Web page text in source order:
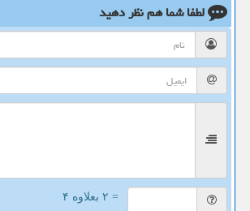
لطفا شما همنظر دهید
= ۲ بعلاوه ۴